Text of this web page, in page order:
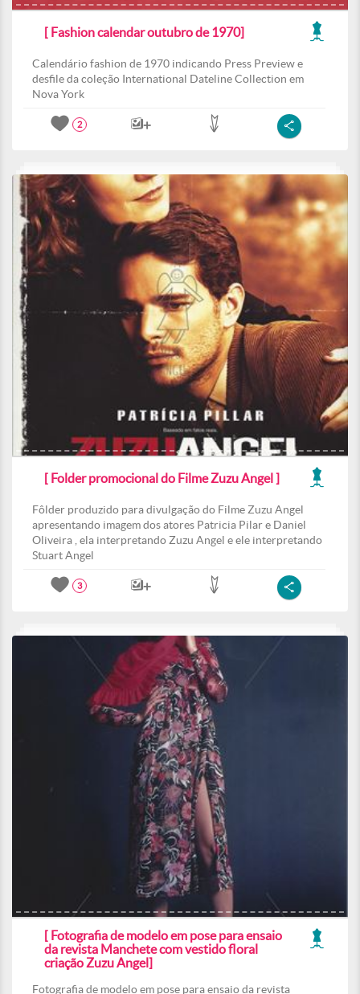
[ Fashion calendar outubro de 1970]
Calendário fashion de 1970 indicando Press Preview e
desfile da coleção International Dateline Collection em
Nova York
2
[ Folder promocional do Filme Zuzu Angel ]
Fôlder produzido para divulgação do Filme Zuzu Angel
apresentando imagem dos atores Patricia Pilar e Daniel
Oliveira , ela interpretando Zuzu Angel e ele interpretando
Stuart Angel
3
[ Fotografia de modelo em pose para ensaio
da revista Manchete com vestido floral
criação Zuzu Angel]
Fotografia de modelo em pose para ensaio da revista